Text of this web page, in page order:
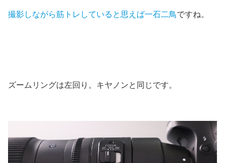
撮影しながら筋トレしていると思えば一石二鳥ですね。
ズームリングは左回り。キヤノンと同じです。